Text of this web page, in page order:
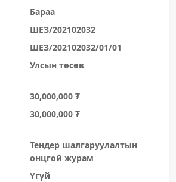
Бараа
ШЕЗ/202102032
ШЕЗ/202102032/01/01
Улсын төсөв
30,000,000 ₮
30,000,000 ₮
Тендер шалгаруулалтын
онцгой журам
Үгүй